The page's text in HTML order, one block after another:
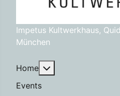
Impetus Kultwerkhaus,
München
Home
Events